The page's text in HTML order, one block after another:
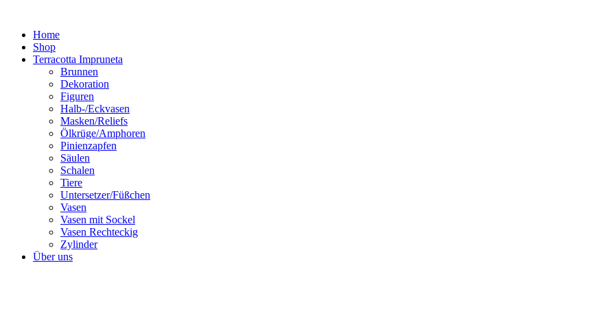
springenHome
Shop
Terracotta Impruneta
Brunnen
Dekoration
Figuren
Halb-/Eckvasen
Masken/Reliefs
Ölkrüge/Amphoren
Pinienzapfen
Säulen
Schalen
Tiere
Untersetzer/Füßchen
Vasen
Vasen mit Sockel
Vasen Rechteckig
Zylinder
Über uns